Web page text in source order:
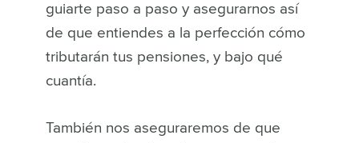
guiarte paso a paso y asegurarnos así
de que entiendes a la perfección cómo
tributarán tus pensiones, y bajo qué
cuantía.
También nos aseguraremos de que